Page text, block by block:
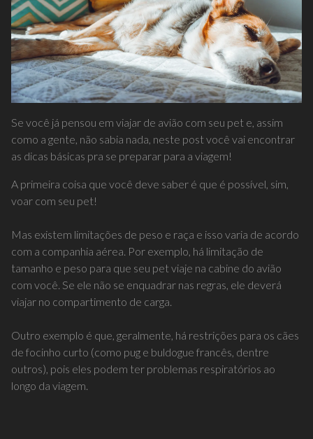
Se você já pensou em viajar de avião com seu pet e, assim
como a gente, não sabia nada, neste post você vai encontrar
as dicas básicas pra se preparar para a viagem!
A primeira coisa que você deve saber é que é possível, sim,
voar com seu pet!
Mas existem limitações de peso e raça e isso varia de acordo
com a companhia aérea. Por exemplo, há limitação de
tamanho e peso para que seu pet viaje na cabine do avião
com você. Se ele não se enquadrar nas regras, ele deverá
viajar no compartimento de carga.
Outro exemplo é que, geralmente, há restrições para os cães
de focinho curto (como pug e buldogue francês, dentre
outros), pois eles podem ter problemas respiratórios ao
longo da viagem.